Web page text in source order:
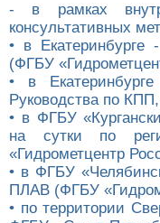
- в рамках
консультативных
• в Екатеринбурге
(ФГБУ
• в
Руководства по
• в ФГБУ
на сутки по
«Гидрометцентр
• в ФГБУ
ПЛАВ (ФГБУ
• по территории